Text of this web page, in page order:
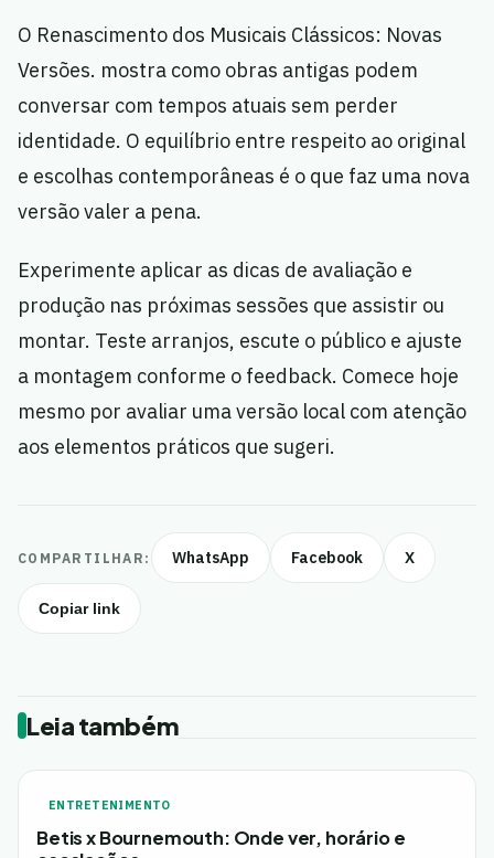
O Renascimento dos Musicais Clássicos: Novas
Versões. mostra como obras antigas podem
conversar com tempos atuais sem perder
identidade. O equilíbrio entre respeito ao original
e escolhas contemporâneas é o que faz uma nova
versão valer a pena.
Experimente aplicar as dicas de avaliação e
produção nas próximas sessões que assistir ou
montar. Teste arranjos, escute o público e ajuste
a montagem conforme o feedback. Comece hoje
mesmo por avaliar uma versão local com atenção
aos elementos práticos que sugeri.
COMPARTILHAR: WhatsApp Facebook X
Copiar link
Leia também
ENTRETENIMENTO
Betis x Bournemouth: Onde ver, horário e